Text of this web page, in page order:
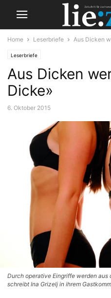
Home Leserbriefe Aus Dicken
Leserbriefe
Aus Dicken
Dicke»
6. Oktober 2015
Durch operative Eingriffe werden
schreibt Ina Grizelj in ihrem